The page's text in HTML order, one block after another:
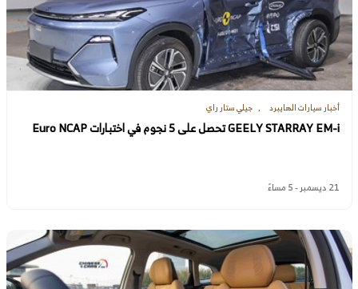
أخبار سيارات الهايبرد جيلي ستار راي
GEELY STARRAY EM-i تحصل على 5 نجوم في اختبارات Euro NCAP
21 ديسمبر - 5 مساءً